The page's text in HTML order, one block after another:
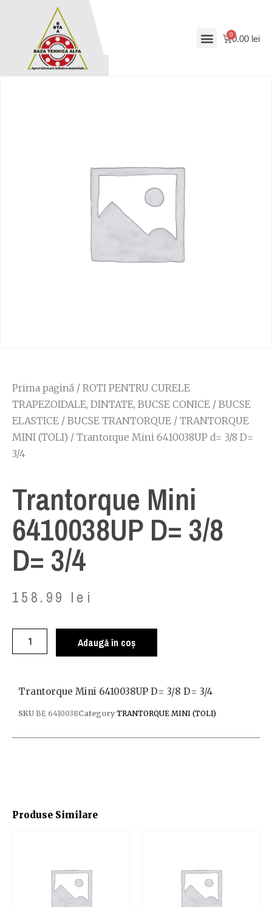
0.00 lei
Prima pagină / ROTI PENTRU CURELE
TRAPEZOIDALE, DINTATE, BUCSE CONICE / BUCSE
ELASTICE / BUCSE TRANTORQUE / TRANTORQUE
MINI (TOLI) / Trantorque Mini 6410038UP d= 3/8 D=
3/4
Trantorque Mini
6410038UP D= 3/8
D= 3/4
158.99 lei
Adaugă în coș
Produse Similare
Trantorque Mini 6410038UP D= 3/8 D= 3/4
SKU BE 6410038Category TRANTORQUE MINI (TOLI)